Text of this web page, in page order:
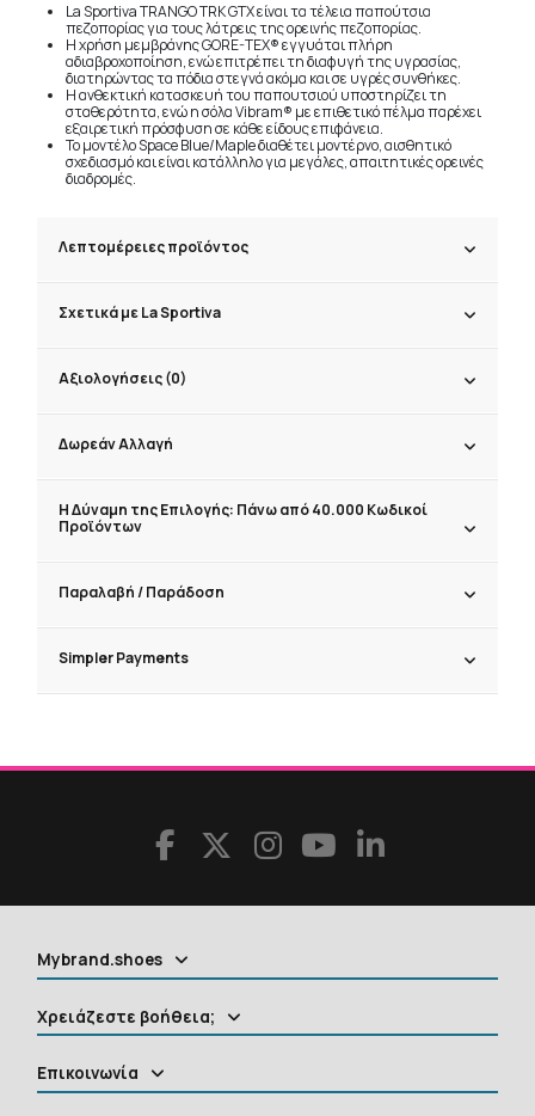
La Sportiva TRANGO TRK GTX είναι τα τέλεια παπούτσια
πεζοπορίας για τους λάτρεις της ορεινής πεζοπορίας.
Η χρήση μεμβράνης GORE-TEX® εγγυάται πλήρη
αδιαβροχοποίηση, ενώ επιτρέπει τη διαφυγή της υγρασίας,
διατηρώντας τα πόδια στεγνά ακόμα και σε υγρές συνθήκες.
Η ανθεκτική κατασκευή του παπουτσιού υποστηρίζει τη
σταθερότητα, ενώ η σόλα Vibram® με επιθετικό πέλμα παρέχει
εξαιρετική πρόσφυση σε κάθε είδους επιφάνεια.
Το μοντέλο Space Blue/Maple διαθέτει μοντέρνο, αισθητικό
σχεδιασμό και είναι κατάλληλο για μεγάλες, απαιτητικές ορεινές
διαδρομές.
Λεπτομέρειες προϊόντος
Σχετικά με La Sportiva
Αξιολογήσεις (0)
Δωρεάν Αλλαγή
Η Δύναμη της Επιλογής: Πάνω από 40.000 Κωδικοί
Προϊόντων
Παραλαβή / Παράδoση
Simpler Payments
Mybrand.shoes
Χρειάζεστε βοήθεια;
Επικοινωνία